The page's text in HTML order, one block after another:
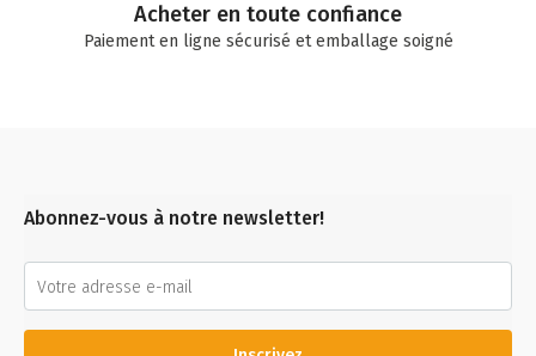
Acheter en toute confiance
Paiement en ligne sécurisé et emballage soigné
Abonnez-vous à notre newsletter!